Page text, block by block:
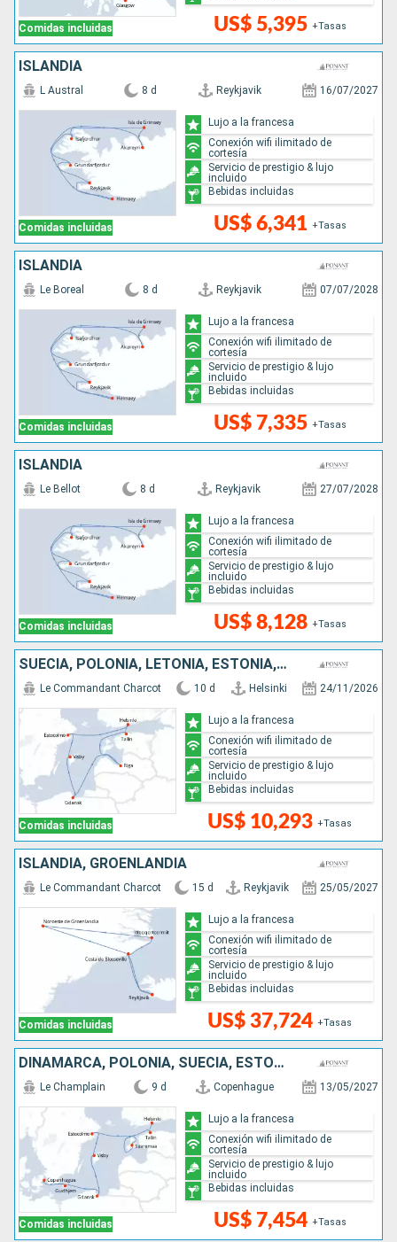
Comidas incluidas US$ 5,395 +Tasas
ISLANDIA
Comidas incluidas
L Austral 8 d Reykjavik 16/07/2027
US$ 6,341 +Tasas
Lujo a la francesa
Conexión wifi ilimitado de
cortesía
Servicio de prestigio & lujo
incluido
Bebidas incluidas
ISLANDIA
Comidas incluidas
Le Boreal 8 d Reykjavik 07/07/2028
US$ 7,335 +Tasas
Lujo a la francesa
Conexión wifi ilimitado de
cortesía
Servicio de prestigio & lujo
incluido
Bebidas incluidas
ISLANDIA
Comidas incluidas
Le Bellot 8 d Reykjavik 27/07/2028
US$ 8,128 +Tasas
Lujo a la francesa
Conexión wifi ilimitado de
cortesía
Servicio de prestigio & lujo
incluido
Bebidas incluidas
SUECIA, POLONIA, LETONIA, ESTONIA, FINLANDIA
Comidas incluidas
Le Commandant Charcot 10 d Helsinki 24/11/2026
US$ 10,293 +Tasas
Lujo a la francesa
Conexión wifi ilimitado de
cortesía
Servicio de prestigio & lujo
incluido
Bebidas incluidas
ISLANDIA, GROENLANDIA
Comidas incluidas
Le Commandant Charcot 15 d Reykjavik 25/05/2027
US$ 37,724 +Tasas
Lujo a la francesa
Conexión wifi ilimitado de
cortesía
Servicio de prestigio & lujo
incluido
Bebidas incluidas
DINAMARCA, POLONIA, SUECIA, ESTONIA, FINLANDIA
Comidas incluidas
Le Champlain 9 d Copenhague 13/05/2027
US$ 7,454 +Tasas
Lujo a la francesa
Conexión wifi ilimitado de
cortesía
Servicio de prestigio & lujo
incluido
Bebidas incluidas